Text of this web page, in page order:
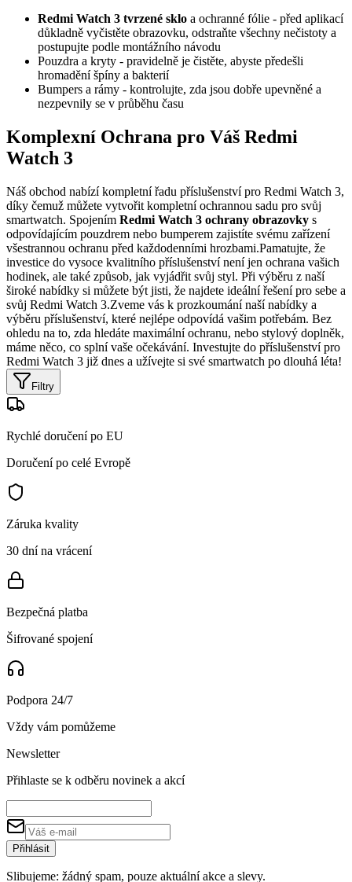
Redmi Watch 3 tvrzené sklo a ochranné fólie - před aplikací
důkladně vyčistěte obrazovku, odstraňte všechny nečistoty a
postupujte podle montážního návodu
Pouzdra a kryty - pravidelně je čistěte, abyste předešli
hromadění špíny a bakterií
Bumpers a rámy - kontrolujte, zda jsou dobře upevněné a
nezpevnily se v průběhu času
Komplexní Ochrana pro Váš Redmi
Watch 3
Náš obchod nabízí kompletní řadu příslušenství pro Redmi Watch 3,
díky čemuž můžete vytvořit kompletní ochrannou sadu pro svůj
smartwatch. Spojením Redmi Watch 3 ochrany obrazovky s
odpovídajícím pouzdrem nebo bumperem zajistíte svému zařízení
všestrannou ochranu před každodenními hrozbami.Pamatujte, že
investice do vysoce kvalitního příslušenství není jen ochrana vašich
hodinek, ale také způsob, jak vyjádřit svůj styl. Při výběru z naší
široké nabídky si můžete být jisti, že najdete ideální řešení pro sebe a
svůj Redmi Watch 3.Zveme vás k prozkoumání naší nabídky a
výběru příslušenství, které nejlépe odpovídá vašim potřebám. Bez
ohledu na to, zda hledáte maximální ochranu, nebo stylový doplněk,
máme něco, co splní vaše očekávání. Investujte do příslušenství pro
Redmi Watch 3 již dnes a užívejte si své smartwatch po dlouhá léta!
Filtry
Rychlé doručení po EU
Doručení po celé Evropě
Záruka kvality
30 dní na vrácení
Bezpečná platba
Šifrované spojení
Podpora 24/7
Vždy vám pomůžeme
Newsletter
Přihlaste se k odběru novinek a akcí
Přihlásit
Slibujeme: žádný spam, pouze aktuální akce a slevy.